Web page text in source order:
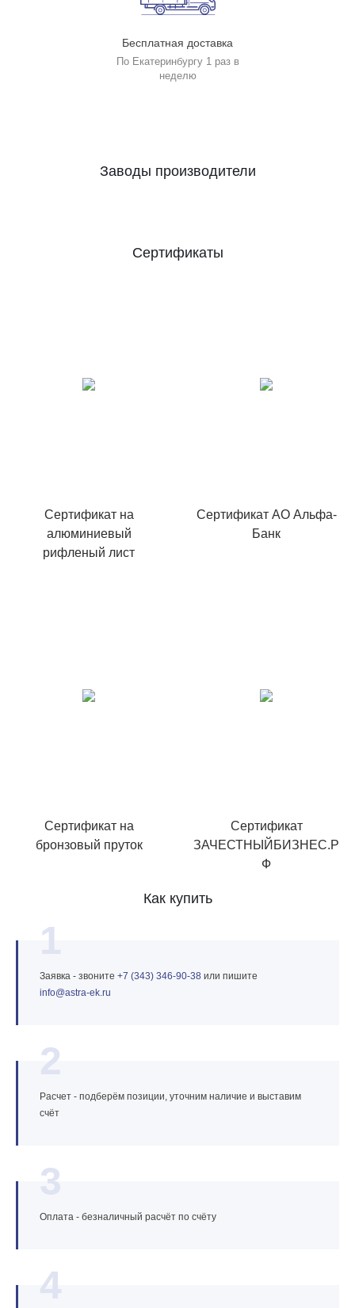
Бесплатная доставка
По Екатеринбургу 1 раз в
неделю
Заводы производители
Сертификаты
Сертификат на
алюминиевый
рифленый лист
Сертификат АО Альфа-
Банк
Сертификат на
бронзовый пруток
Сертификат
ЗАЧЕСТНЫЙБИЗНЕС.Р
Ф
Как купить
1
Заявка - звоните +7 (343) 346‑90‑38 или пишите
info@astra‑ek.ru
2
Расчет - подберём позиции, уточним наличие и выставим
счёт
3
Оплата - безналичный расчёт по счёту
4